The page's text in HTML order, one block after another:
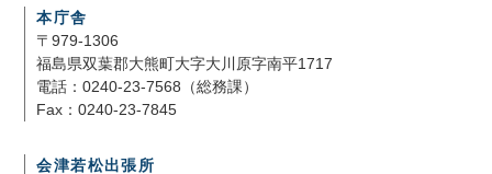
本庁舎
〒979-1306
福島県双葉郡大熊町大字大川原字南平1717
電話：0240-23-7568（総務課）
Fax：0240-23-7845
会津若松出張所